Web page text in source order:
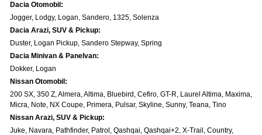
3D baskı teknolojisiyle üretiyor,
Dacia Otomobil:
Jogger, Lodgy, Logan, Sandero, 1325, Solenza
Dacia Arazi, SUV & Pickup:
Duster, Logan Pickup, Sandero Stepway, Spring
Dacia Minivan & Panelvan:
Dokker, Logan
Nissan Otomobil:
200 SX, 350 Z, Almera, Altima, Bluebird, Cefiro, GT-R, Laurel Altima, Maxima,
Micra, Note, NX Coupe, Primera, Pulsar, Skyline, Sunny, Teana, Tino
Nissan Arazi, SUV & Pickup:
Juke, Navara, Pathfinder, Patrol, Qashqai, Qashqai+2, X-Trail, Country,